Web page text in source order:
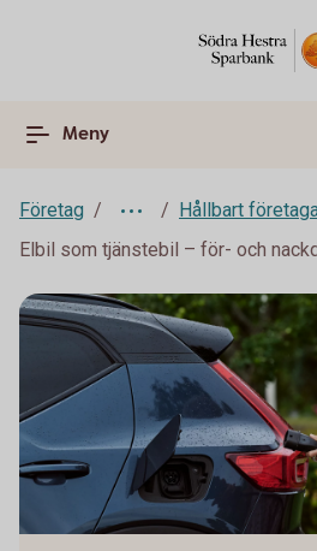
Meny
Företag
Hållbart
Elbil som tjänstebil – för- och